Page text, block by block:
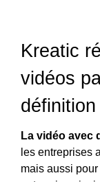
Kreatic
vidéos
définition
La vidéo avec
les entreprises
mais aussi